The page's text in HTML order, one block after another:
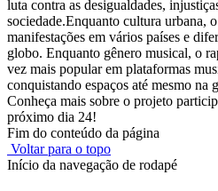
luta contra as desigualdades,
sociedade.Enquanto cultura urbana,
manifestações em vários países e
globo. Enquanto gênero musical, o
vez mais popular em plataformas
conquistando espaços até mesmo na
Conheça mais sobre o projeto
próximo dia 24!
Fim do conteúdo da página
Voltar para o topo
Início da navegação de rodapé